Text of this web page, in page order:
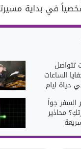
في بداية
تتواصل
الساعات
حياة ليام
السفر جواً
محاذير